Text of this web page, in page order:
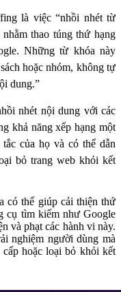
là việc “nhồi nhét từ
thao túng thứ hạng
Những từ khóa này
hoặc nhóm, không tự
dung.”
nhét nội dung với các
khả năng xếp hạng một
của họ và có thể dẫn
bỏ trang web khỏi kết
có thể giúp cải thiện thứ
cụ tìm kiếm như Google
và phạt các hành vi này.
nghiệm người dùng mà
hoặc loại bỏ khỏi kết